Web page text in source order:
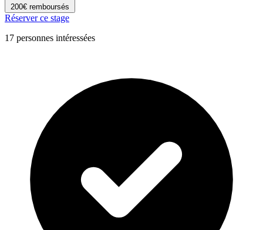
200€ remboursés
Réserver ce stage
17 personnes intéressées